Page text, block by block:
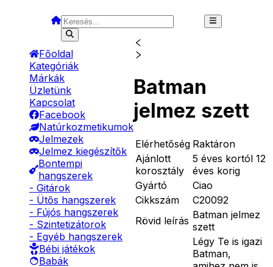
Főoldal
Kategóriák
Márkák
Üzletünk
Kapcsolat
Facebook
Natúrkozmetikumok
Jelmezek
Jelmez kiegészítők
Bontempi
hangszerek
- Gitárok
- Ütős hangszerek
- Fújós hangszerek
- Szintetizátorok
- Egyéb hangszerek
Bébi játékok
Babák
Batman
jelmez szett
Elérhetőség Raktáron
Ajánlott
korosztály
5 éves kortól 12
éves korig
Gyártó
Ciao
Cikkszám
C20092
Rövid leírás Batman jelmez
szett
Légy Te is igazi
Batman,